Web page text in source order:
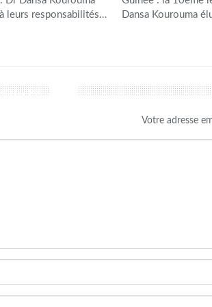
leurs responsabilités…
Dansa Kourouma
Votre adresse